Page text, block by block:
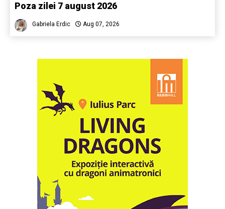
Poza zilei 7 august 2026
Gabriela Erdic Aug 07, 2026